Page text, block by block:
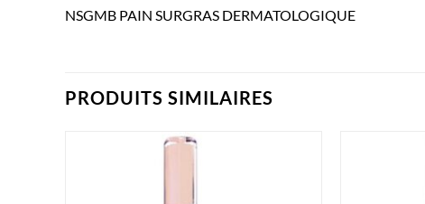
NSGMB PAIN SURGRAS DERMATOLOGIQUE
PRODUITS SIMILAIRES